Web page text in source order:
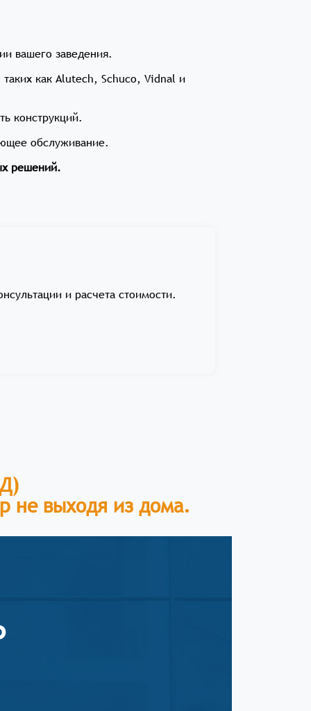
вашего заведения.
как Alutech, Schuco, Vidnal и
конструкций.
обслуживание.
решений.
и расчета стоимости.
не выходя из дома.